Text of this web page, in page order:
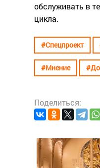
обслуживать в
цикла.
#Спецпроект
#Мнение
Поделиться: